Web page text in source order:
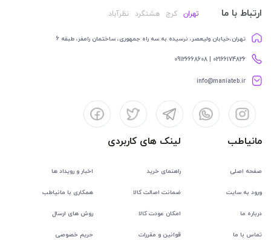
ارتباط با ما تهران کرج هشتگرد نظرآباد
تهران،خیابان ولیعصر، نرسیده به سه راه جمهوری، ساختمان رامفر، طبقه 6
02166174826 | 09126668608
info@maniateb.ir
مانیاطب
صفحه اصلی
ورود به سایت
درباره ما
تماس با ما
لینک های کاربردی
راهنمای خرید اخبار و رویداد ها
ضمانت اصالت کالا همکاری با مانیاطب
امکان عودت کالا روش های ارسال
قوانین و مقررات حریم خصوصی